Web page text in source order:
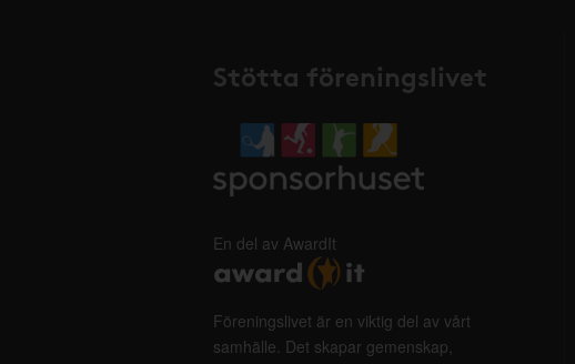
Stötta föreningslivet
En del av AwardIt
Föreningslivet är en viktig del av vårt
samhälle. Det skapar gemenskap,